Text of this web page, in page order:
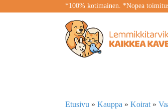
*100% kotimainen. *Nopea
Etusivu »Kauppa »Koirat »